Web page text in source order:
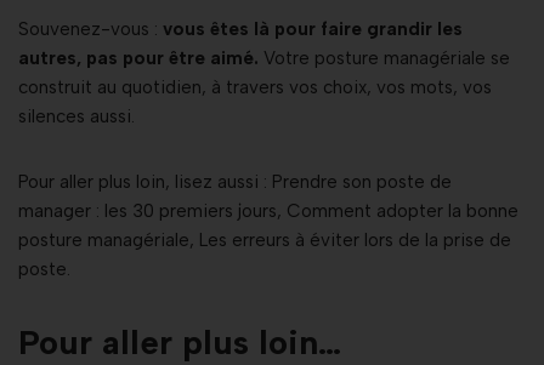
Souvenez-vous : vous êtes là pour faire grandir les
autres, pas pour être aimé. Votre posture managériale se
construit au quotidien, à travers vos choix, vos mots, vos
silences aussi.
Pour aller plus loin, lisez aussi : Prendre son poste de
manager : les 30 premiers jours, Comment adopter la bonne
posture managériale, Les erreurs à éviter lors de la prise de
poste.
Pour aller plus loin…